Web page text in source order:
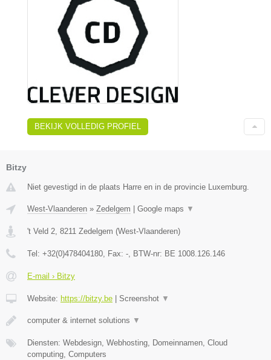
BEKIJK VOLLEDIG PROFIEL
Bitzy
Niet gevestigd in de plaats Harre en in de provincie Luxemburg.
West-Vlaanderen » Zedelgem Google maps ▼
't Veld 2, 8211 Zedelgem (West-Vlaanderen)
Tel: +32(0)478404180, Fax: -, BTW-nr: BE 1008.126.146
E-mail › Bitzy
Website: https://bitzy.be Screenshot ▼
computer & internet solutions ▼
Diensten: Webdesign, Webhosting, Domeinnamen, Cloud
computing, Computers